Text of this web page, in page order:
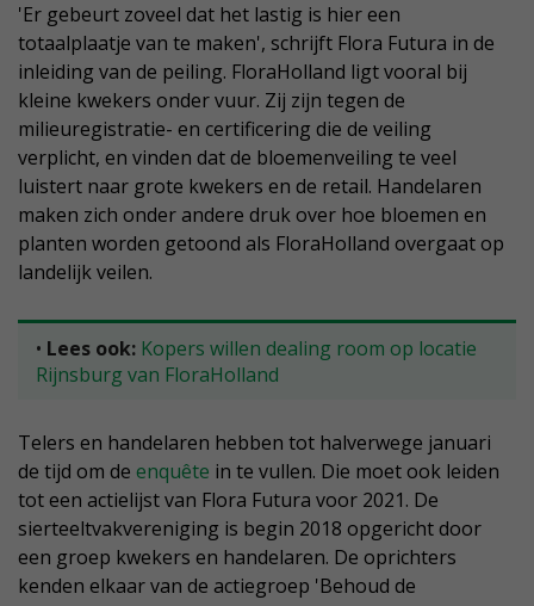
'Er gebeurt zoveel dat het lastig is hier een
totaalplaatje van te maken', schrijft Flora Futura in de
inleiding van de peiling. FloraHolland ligt vooral bij
kleine kwekers onder vuur. Zij zijn tegen de
milieuregistratie- en certificering die de veiling
verplicht, en vinden dat de bloemenveiling te veel
luistert naar grote kwekers en de retail. Handelaren
maken zich onder andere druk over hoe bloemen en
planten worden getoond als FloraHolland overgaat op
landelijk veilen.
• Lees ook: Kopers willen dealing room op locatie
Rijnsburg van FloraHolland
Telers en handelaren hebben tot halverwege januari
de tijd om de enquête in te vullen. Die moet ook leiden
tot een actielijst van Flora Futura voor 2021. De
sierteeltvakvereniging is begin 2018 opgericht door
een groep kwekers en handelaren. De oprichters
kenden elkaar van de actiegroep 'Behoud de